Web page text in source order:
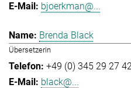
bjoerkman@...
Brenda Black
Übersetzerin
+49 (0) 345 29 27
black@...